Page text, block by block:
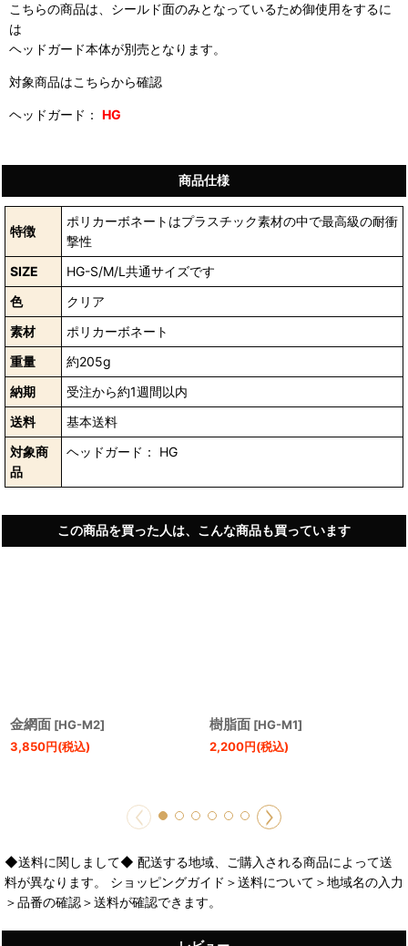
こちらの商品は、シールド面のみとなっているため御使用をするに
は
ヘッドガード本体が別売となります。
対象商品はこちらから確認
ヘッドガード： HG
商品仕様
特徴
ポリカーボネートはプラスチック素材の中で最高級の耐衝
撃性
SIZE
HG-S/M/L共通サイズです
色
クリア
素材
ポリカーボネート
重量
約205g
納期
受注から約1週間以内
送料
基本送料
対象商
品
ヘッドガード： HG
この商品を買った人は、こんな商品も買っています
金網面 [HG-M2]
3,850円(税込)
樹脂面 [HG-M1]
2,200円(税込)
◆送料に関しまして◆ 配送する地域、ご購入される商品によって送
料が異なります。 ショッピングガイド＞送料について＞地域名の入力
＞品番の確認＞送料が確認できます。